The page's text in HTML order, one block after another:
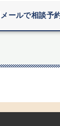
メールで相談予